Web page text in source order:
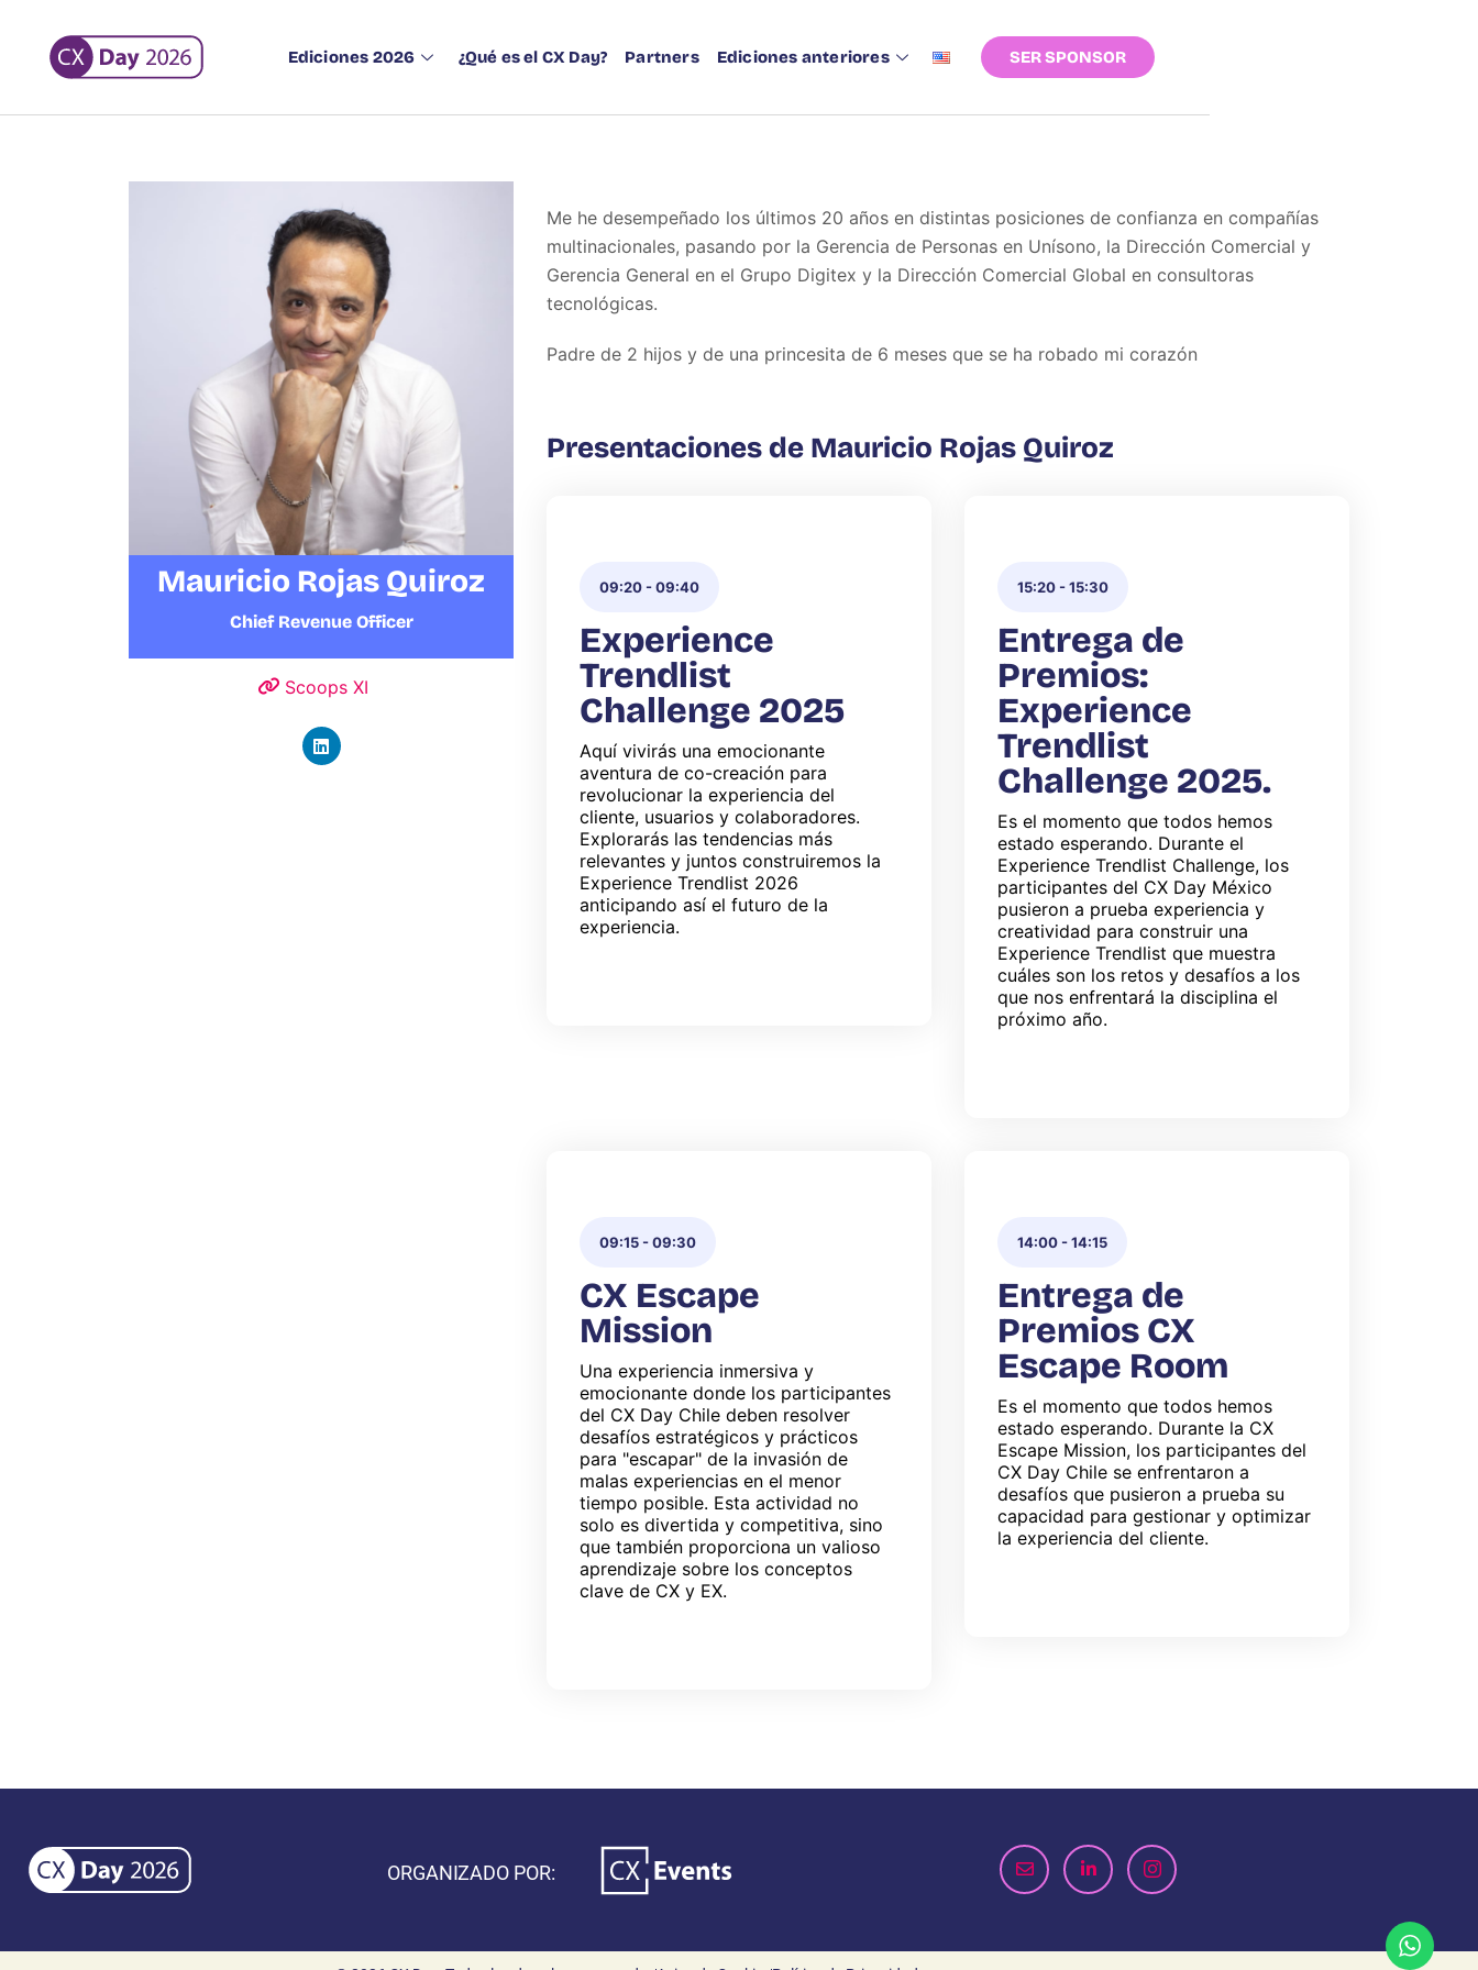
Ediciones 2026 ¿Qué es el CX Day? Partners Ediciones anteriores SER SPONSOR
Mauricio Rojas Quiroz
Chief Revenue Officer
Scoops XI
Me he desempeñado los últimos 20 años en distintas posiciones de confianza en compañías
multinacionales, pasando por la Gerencia de Personas en Unísono, la Dirección Comercial y
Gerencia General en el Grupo Digitex y la Dirección Comercial Global en consultoras
tecnológicas.
Padre de 2 hijos y de una princesita de 6 meses que se ha robado mi corazón
Presentaciones de Mauricio Rojas Quiroz
09:20 -09:40
Experience
Trendlist
Challenge 2025
Aquí vivirás una emocionante
aventura de co-creación para
revolucionar la experiencia del
cliente, usuarios y colaboradores.
Explorarás las tendencias más
relevantes y juntos construiremos la
Experience Trendlist 2026
anticipando así el futuro de la
experiencia.
15:20 -15:30
Entrega de
Premios:
Experience
Trendlist
Challenge 2025.
Es el momento que todos hemos
estado esperando. Durante el
Experience Trendlist Challenge, los
participantes del CX Day México
pusieron a prueba experiencia y
creatividad para construir una
Experience Trendlist que muestra
cuáles son los retos y desafíos a los
que nos enfrentará la disciplina el
próximo año.
09:15 -09:30
CX Escape
Mission
Una experiencia inmersiva y
emocionante donde los participantes
del CX Day Chile deben resolver
desafíos estratégicos y prácticos
para "escapar" de la invasión de
malas experiencias en el menor
tiempo posible. Esta actividad no
solo es divertida y competitiva, sino
que también proporciona un valioso
aprendizaje sobre los conceptos
clave de CX y EX.
14:00 -14:15
Entrega de
Premios CX
Escape Room
Es el momento que todos hemos
estado esperando. Durante la CX
Escape Mission, los participantes del
CX Day Chile se enfrentaron a
desafíos que pusieron a prueba su
capacidad para gestionar y optimizar
la experiencia del cliente.
ORGANIZADO POR: